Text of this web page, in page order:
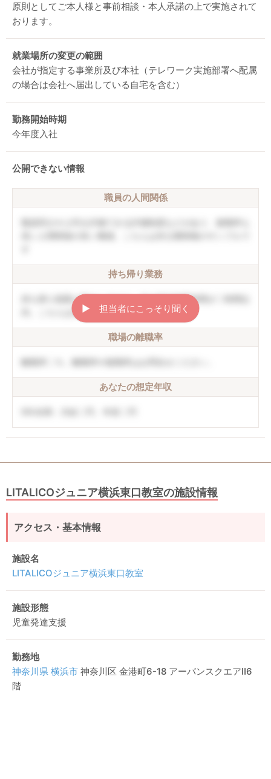
原則としてご本人様と事前相談・本人承諾の上で実施されて
おります。
就業場所の変更の範囲
会社が指定する事業所及び本社（テレワーク実施部署へ配属
の場合は会社へ届出している自宅を含む）
勤務開始時期
今年度入社
公開できない情報
職員の人間関係
持ち帰り業務
持ち帰り残業は禁止しており、月の平均残業時間が〇時間以
内。こちらは非公開情報のサンプルです
職場の離職率
あなたの想定年収
▶︎ 担当者にこっそり聞く
LITALICOジュニア横浜東口教室の施設情報
アクセス・基本情報
施設名
LITALICOジュニア横浜東口教室
施設形態
児童発達支援
勤務地
神奈川県 横浜市 神奈川区 金港町6-18 アーバンスクエアⅡ6
階